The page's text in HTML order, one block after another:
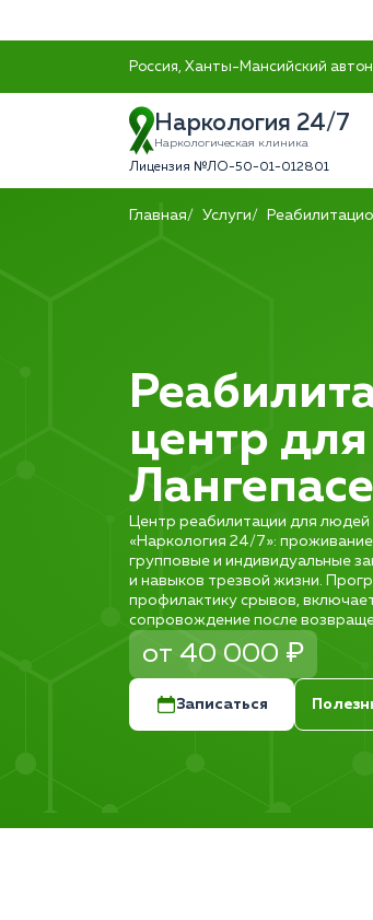
Россия, Ханты-Мансийский
Наркология 24/7
Наркологическая клиника
Лицензия №ЛО-50-01-012801
Главная Услуги
центр
Лангепасе
Центр реабилитации для людей
«Наркология 24/7»:
групповые и индивидуальные
и навыков трезвой жизни.
профилактику срывов,
сопровождение после
от 40 000 ₽
Записаться